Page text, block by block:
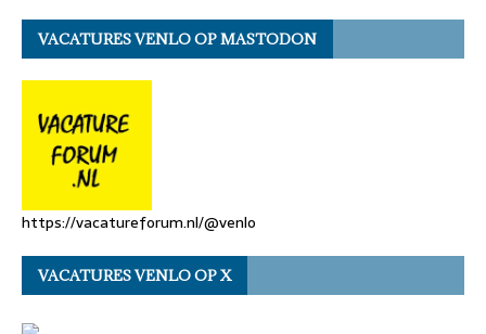
VACATURES VENLO OP MASTODON
https://vacatureforum.nl/@venlo
VACATURES VENLO OP X